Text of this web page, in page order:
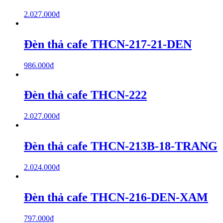
2.027.000₫
Đèn thả cafe THCN-217-21-DEN
986.000₫
Đèn thả cafe THCN-222
2.027.000₫
Đèn thả cafe THCN-213B-18-TRANG
2.024.000₫
Đèn thả cafe THCN-216-DEN-XAM
797.000₫